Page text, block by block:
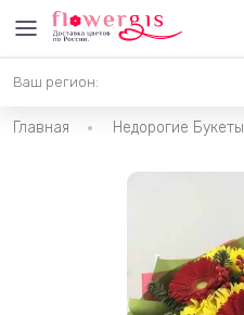
Ваш регион:
Главная Недорогие Букеты